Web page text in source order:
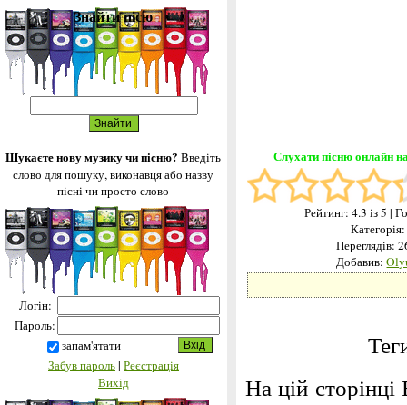
Знайти пісю
Шукаєте нову музику чи пісню? Введіть
слово для пошуку, виконавця або назву
пісні чи просто слово
Логін:
Пароль:
запам'ятати
Забув пароль| Реєстрація
Вихід
Слухати пісню онлайн
Рейтинг: 4.3 із 5 |
Переглядів:
Добавив:
На цій